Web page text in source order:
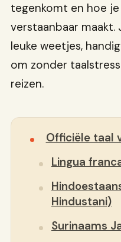
tegenkomt en hoe
verstaanbaar
leuke weetjes,
om zonder
reizen.
Officiële taal
Lingua
Hindustani)
Surinaams